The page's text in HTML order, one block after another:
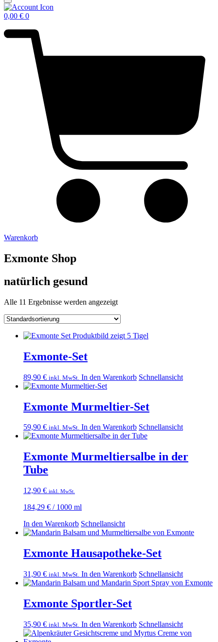
0,00 € 0
Warenkorb
Exmonte Shop
natürlich gesund
Alle 11 Ergebnisse werden angezeigt
Exmonte-Set
89,90 € inkl. MwSt. In den Warenkorb Schnellansicht
Exmonte Murmeltier-Set
59,90 € inkl. MwSt. In den Warenkorb Schnellansicht
Exmonte Murmeltiersalbe in der
Tube
12,90 € inkl. MwSt.
184,29 € / 1000 ml
In den Warenkorb Schnellansicht
Exmonte Hausapotheke-Set
31,90 € inkl. MwSt. In den Warenkorb Schnellansicht
Exmonte Sportler-Set
35,90 € inkl. MwSt. In den Warenkorb Schnellansicht